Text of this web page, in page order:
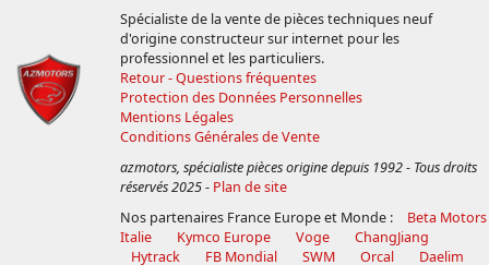
Spécialiste de la vente de pièces techniques neuf
d'origine constructeur sur internet pour les
professionnel et les particuliers.
Retour - Questions fréquentes
Protection des Données Personnelles
Mentions Légales
Conditions Générales de Vente
azmotors, spécialiste pièces origine depuis 1992 - Tous droits
réservés 2025- Plan de site
Nos partenaires France Europe et Monde :
Beta Motors
Italie
Kymco Europe Voge
ChangJiang
Hytrack
FB Mondial SWM Orcal Daelim